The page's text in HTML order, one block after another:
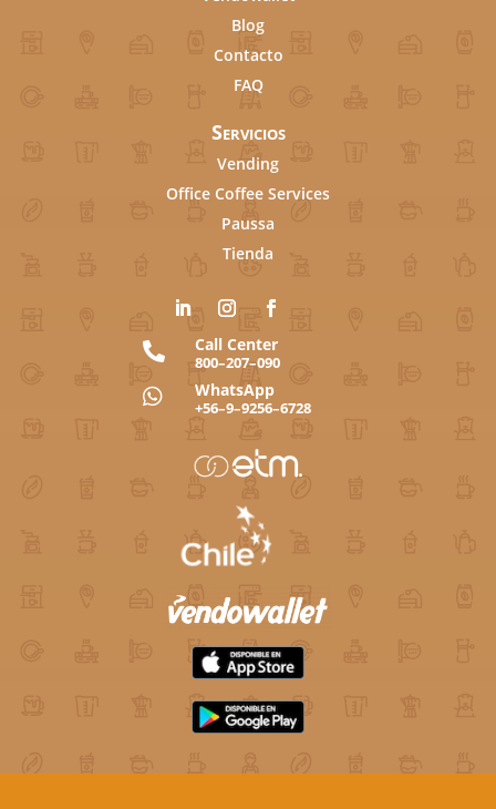
Blog
Contacto
FAQ
Servicios
Vending
Office Coffee Services
Paussa
Tienda
 Call Center
800–207–090
 WhatsApp
+56–9–9256–6728